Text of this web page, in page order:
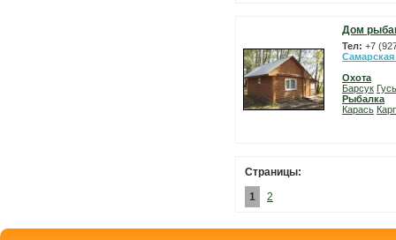
Дом
Тел: +7
Самарская
Охота
Барсук Гусь
Рыбалка
Карась
Страницы:
1
2